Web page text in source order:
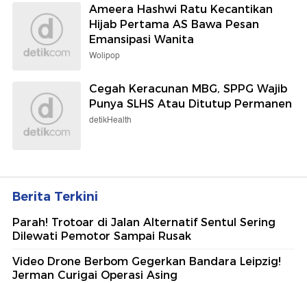
Ameera Hashwi Ratu Kecantikan
Hijab Pertama AS Bawa Pesan
Emansipasi Wanita
Wolipop
Cegah Keracunan MBG, SPPG Wajib
Punya SLHS Atau Ditutup Permanen
detikHealth
Berita Terkini
Parah! Trotoar di Jalan Alternatif Sentul Sering
Dilewati Pemotor Sampai Rusak
Video Drone Berbom Gegerkan Bandara Leipzig!
Jerman Curigai Operasi Asing